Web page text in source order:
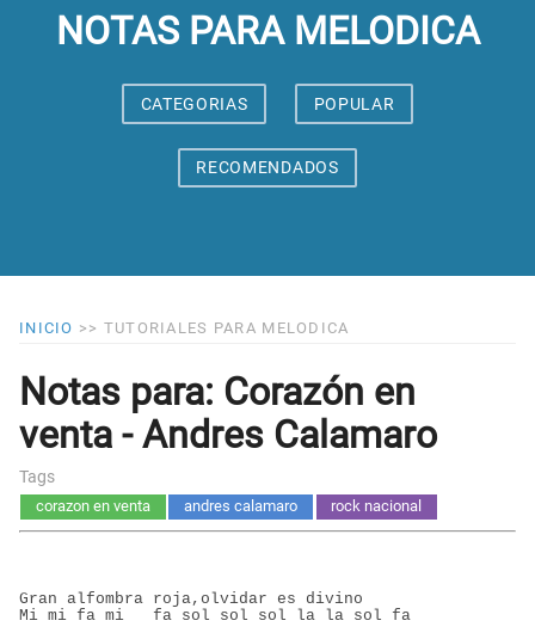
NOTAS PARA MELODICA
CATEGORIAS POPULAR
RECOMENDADOS
INICIO >> TUTORIALES PARA MELODICA
Notas para: Corazón en
venta - Andres Calamaro
Tags
corazon en venta andres calamaro rock nacional
Gran alfombra roja,olvidar es divino
Mi mi fa mi   fa sol sol sol la la sol fa